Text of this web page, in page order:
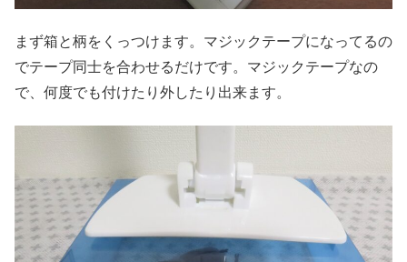
まず箱と柄をくっつけます。マジックテープになってるの
でテープ同士を合わせるだけです。マジックテープなの
で、何度でも付けたり外したり出来ます。